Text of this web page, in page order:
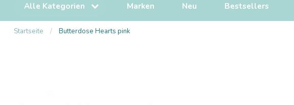
Alle Kategorien Marken Neu Bestsellers
Startseite / Butterdose Hearts pink